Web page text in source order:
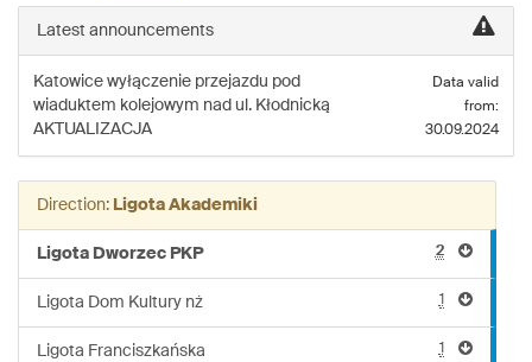
line:
Z-
51
Latest announcements
Katowice wyłączenie przejazdu pod
wiaduktem kolejowym nad ul. Kłodnicką
AKTUALIZACJA
Data valid
from:
30.09.2024
Direction: Ligota Akademiki
Ligota Dworzec PKP 2
Ligota Dom Kultury nż 1
Ligota Franciszkańska 1